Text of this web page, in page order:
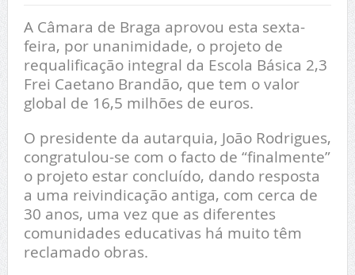
A Câmara de Braga aprovou esta sexta-
feira, por unanimidade, o projeto de
requalificação integral da Escola Básica 2,3
Frei Caetano Brandão, que tem o valor
global de 16,5 milhões de euros.
O presidente da autarquia, João Rodrigues,
congratulou-se com o facto de “finalmente”
o projeto estar concluído, dando resposta
a uma reivindicação antiga, com cerca de
30 anos, uma vez que as diferentes
comunidades educativas há muito têm
reclamado obras.